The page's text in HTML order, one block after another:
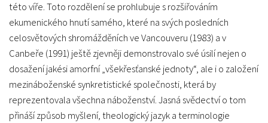
této víře. Toto rozdělení se prohlubuje s rozšiřováním
ekumenického hnutí samého, které na svých posledních
celosvětových shromážděních ve Vancouveru (1983) a v
Canbeře (1991) ještě zjevněji demonstrovalo své úsilí nejen o
dosažení jakési amorfní „všekřesťanské jednoty“, ale i o založení
mezináboženské synkretistické společnosti, která by
reprezentovala všechna náboženství. Jasná svědectví o tom
přináší způsob myšlení, theologický jazyk a terminologie